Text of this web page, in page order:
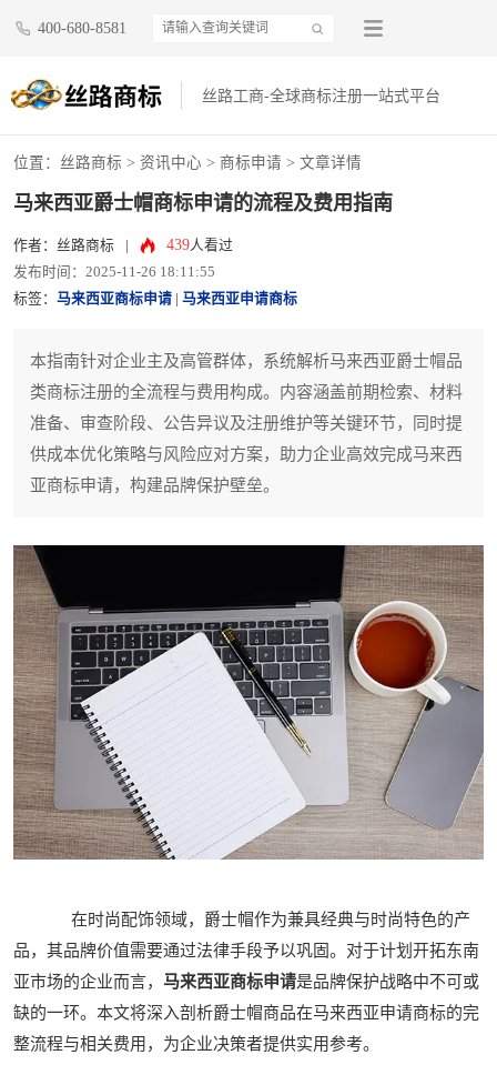
400-680-8581
丝路工商-全球商标注册一站式平台
位置： 丝路商标 > 资讯中心 > 商标申请 > 文章详情
马来西亚爵士帽商标申请的流程及费用指南
作者：丝路商标 439人看过
发布时间：2025-11-26 18:11:55
标签： 马来西亚商标申请 马来西亚申请商标
本指南针对企业主及高管群体，系统解析马来西亚爵士帽品
类商标注册的全流程与费用构成。内容涵盖前期检索、材料
准备、审查阶段、公告异议及注册维护等关键环节，同时提
供成本优化策略与风险应对方案，助力企业高效完成马来西
亚商标申请，构建品牌保护壁垒。
在时尚配饰领域，爵士帽作为兼具经典与时尚特色的产
品，其品牌价值需要通过法律手段予以巩固。对于计划开拓东南
亚市场的企业而言， 马来西亚商标申请是品牌保护战略中不可或
缺的一环。本文将深入剖析爵士帽商品在马来西亚申请商标的完
整流程与相关费用，为企业决策者提供实用参考。